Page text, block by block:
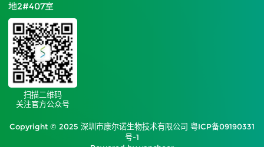
地2#407室
扫描二维码
关注官方公众号
Copyright © 2025 深圳市康尔诺生物技术有限公司 粤ICP备09190331
号-1